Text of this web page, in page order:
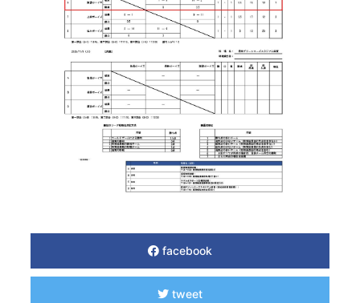
facebook
tweet